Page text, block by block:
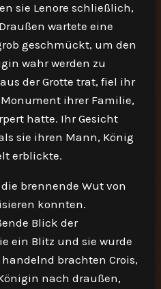
sie Lenore schließlich,
wartete eine
geschmückt, um den
wahr werden zu
der Grotte trat, fiel ihr
ihrer Familie,
hatte. Ihr Gesicht
sie ihren Mann, König
erblickte.
brennende Wut von
konnten.
Blick der
ein Blitz und sie wurde
brachten Crois,
nach draußen,